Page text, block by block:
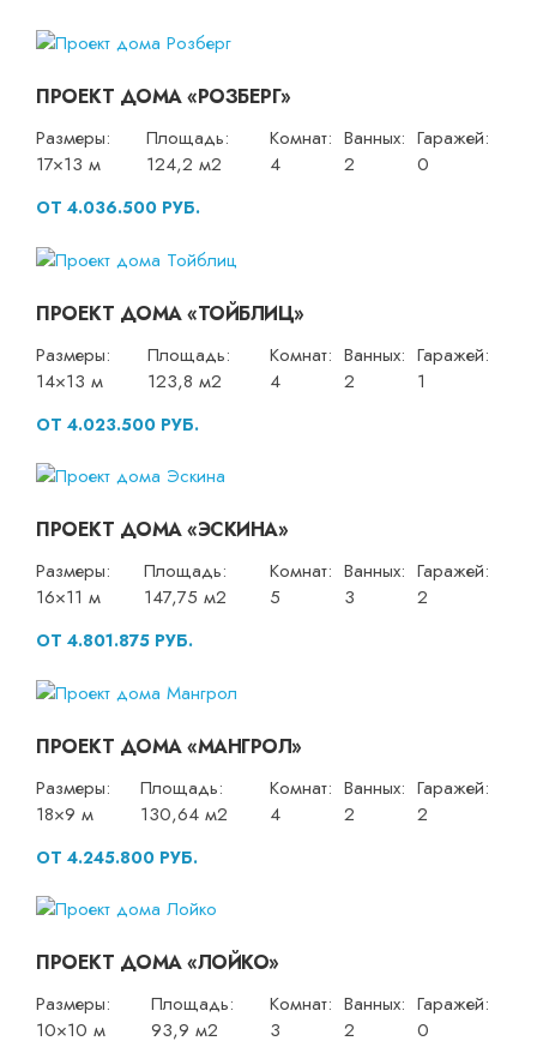
ПРОЕКТ ДОМА «РОЗБЕРГ»
Размеры:
17×13 м
Площадь:
124,2 м2
Комнат:
4
Ванных:
2
Гаражей:
0
ОТ 4.036.500 РУБ.
ПРОЕКТ ДОМА «ТОЙБЛИЦ»
Размеры:
14×13 м
Площадь:
123,8 м2
Комнат:
4
Ванных:
2
Гаражей:
1
ОТ 4.023.500 РУБ.
ПРОЕКТ ДОМА «ЭСКИНА»
Размеры:
16×11 м
Площадь:
147,75 м2
Комнат:
5
Ванных:
3
Гаражей:
2
ОТ 4.801.875 РУБ.
ПРОЕКТ ДОМА «МАНГРОЛ»
Размеры:
18×9 м
Площадь:
130,64 м2
Комнат:
4
Ванных:
2
Гаражей:
2
ОТ 4.245.800 РУБ.
ПРОЕКТ ДОМА «ЛОЙКО»
Размеры:
10×10 м
Площадь:
93,9 м2
Комнат:
3
Ванных:
2
Гаражей:
0